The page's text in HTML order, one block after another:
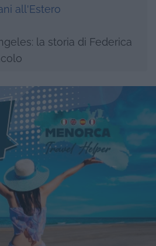
all'Estero
la storia di Federica